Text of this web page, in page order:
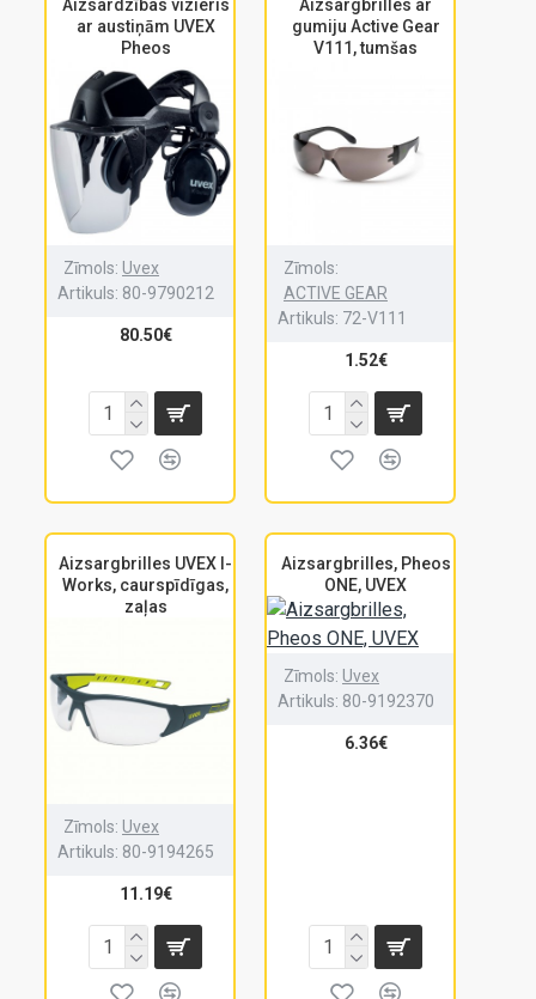
Aizsardzības vizieris
ar austiņām UVEX
Pheos
Zīmols: Uvex
Artikuls: 80-9790212
80.50€
Aizsargbrilles ar
gumiju Active Gear
V111, tumšas
Zīmols:
ACTIVE GEAR
Artikuls: 72-V111
1.52€
Aizsargbrilles UVEX I-
Works, caurspīdīgas,
zaļas
Zīmols: Uvex
Artikuls: 80-9194265
11.19€
Aizsargbrilles, Pheos
ONE, UVEX
Zīmols: Uvex
Artikuls: 80-9192370
6.36€